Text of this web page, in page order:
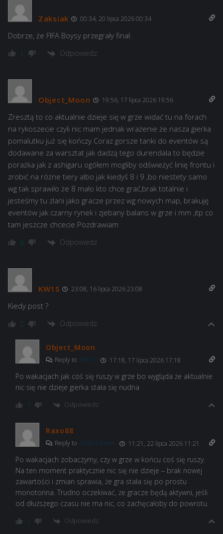
Zaksiak 00:34, 20 lipca 2026 00:34
Dobrze, że FIFA Boysy przegrały finał.
1 Odpowiedz
Object_Moon 19:56, 17 lipca 2026 19:56
Zresztą to co aktualnie dzieje się w grze widać tu na forach
na rykoszecie czyli nic mam jednak wrażenie że nasza gierka
pomalutku już się kończy.Coraz gorsze tanki do eventów są
dodawane za warsztat jak dadzą tego durendala to będzie
porażka jak z ashigaru ogółem mogliby odświeżyć linię frontu i
zrobić na różne tiery albo jak kiedyś 8 i 9 ,bo niestety samo
wg tak sprawiło że 8 mało kto chce grać,brak totalnie i
jesteśmy tu zlani jako gracze przez wg nowych map, brakuję
eventów jak czarny rynek i zjebany balans w grze i mm ,itp co
tam jeszcze chcecie.Pozdrawiam
8 Odpowiedz
KW1S 23:08, 16 lipca 2026 23:08
Kiedy post ?
2 Odpowiedz
Object_Moon
Reply to KW1S 17:18, 17 lipca 2026 17:18
Po wakacjach jak coś się ruszy w grze bo wygląda że aktualnie
nic się nie dzieje gierka stała się nudna
1 Odpowiedz
Raxo88
Reply to Object_Moon 11:21, 22 lipca 2026 11:21
Po wakacjach zobaczymy, czy w grze w końcu coś się ruszy.
Na ten moment praktycznie nic się nie dzieje – brak nowej
zawartości i zmian sprawia, że gra stała się po prostu
monotonna. Trudno oczekiwać, że gracze będą aktywni, jeśli
od dłuższego czasu nie ma nic, co zachęcałoby do powrotu.
1 Odpowiedz